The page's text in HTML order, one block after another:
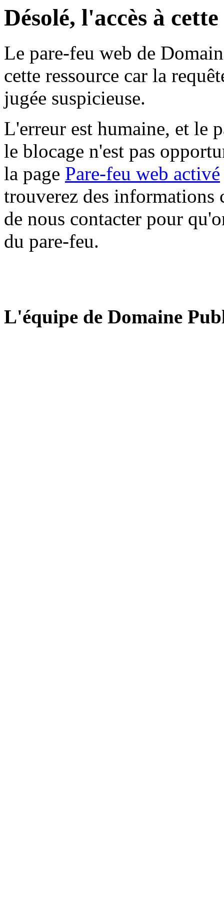
Désolé, l'accès à
Le pare-feu web de
cette ressource car la
jugée suspicieuse.
L'erreur est humaine, et le
le blocage n'est pas
la page Pare-feu web activé
trouverez des informations
de nous contacter pour
du pare-feu.
L'équipe de Domaine